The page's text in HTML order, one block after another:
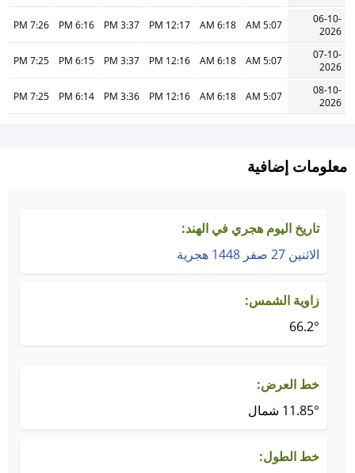
06-10-
2026
5:07 AM
6:18 AM
12:17 PM
3:37 PM
6:16 PM
7:26 PM
07-10-
2026
5:07 AM
6:18 AM
12:16 PM
3:37 PM
6:15 PM
7:25 PM
08-10-
2026
5:07 AM
6:18 AM
12:16 PM
3:36 PM
6:14 PM
7:25 PM
معلومات إضافية
تاريخ اليوم هجري في الهند:
الاثنين 27 صفر 1448 هجرية
زاوية الشمس:
66.2°
خط العرض:
11.85° شمال
خط الطول: